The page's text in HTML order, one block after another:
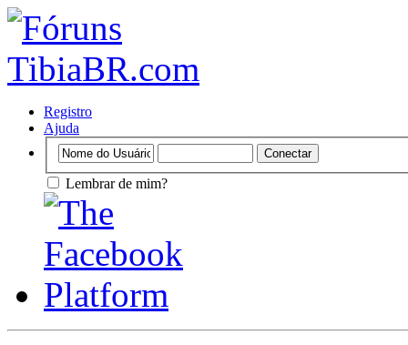
Registro
Ajuda
Lembrar de mim?